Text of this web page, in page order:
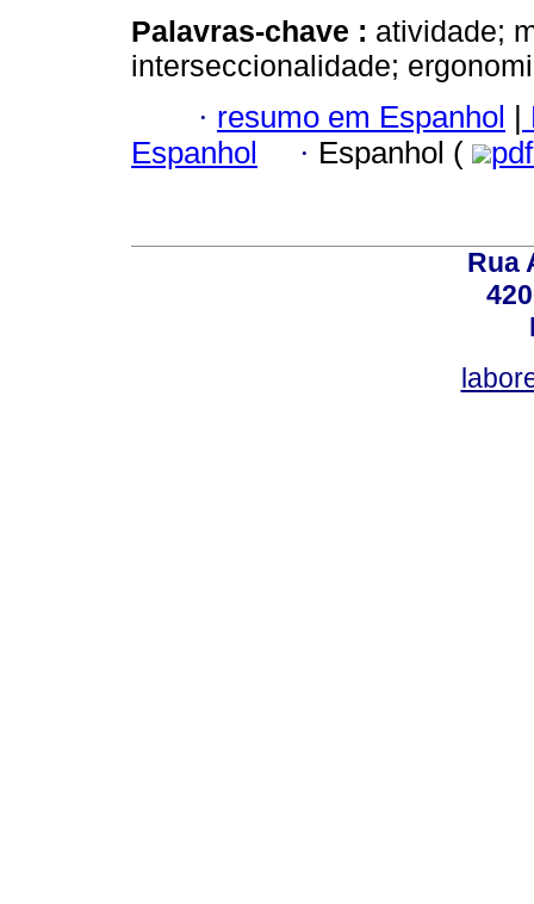
Palavras-chave : atividade;
interseccionalidade;
· resumo em Espanhol |
Espanhol
· Espanhol (
Rua